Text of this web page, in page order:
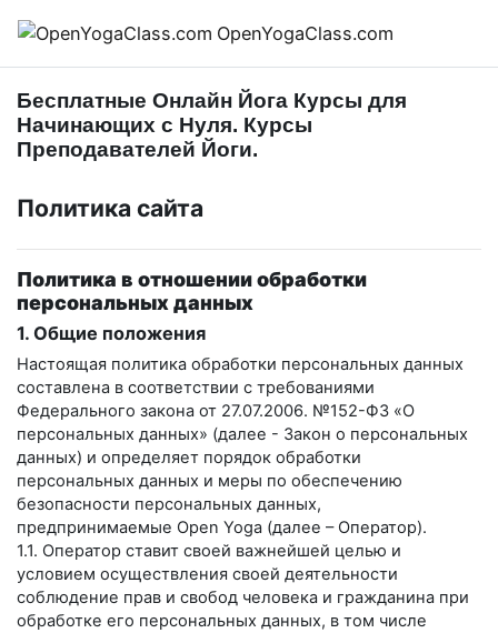
OpenYogaClass.com
Бесплатные Онлайн Йога Курсы для
Начинающих с Нуля. Курсы
Преподавателей Йоги.
Политика сайта
Политика в отношении обработки
персональных данных
1. Общие положения
Настоящая политика обработки персональных данных
составлена в соответствии с требованиями
Федерального закона от 27.07.2006. №152-ФЗ «О
персональных данных» (далее - Закон о персональных
данных) и определяет порядок обработки
персональных данных и меры по обеспечению
безопасности персональных данных,
предпринимаемые Open Yoga (далее – Оператор).
1.1. Оператор ставит своей важнейшей целью и
условием осуществления своей деятельности
соблюдение прав и свобод человека и гражданина при
обработке его персональных данных, в том числе